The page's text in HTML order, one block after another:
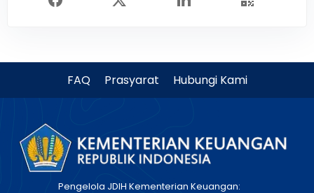
FAQ Prasyarat Hubungi Kami
Pengelola JDIH Kementerian Keuangan: